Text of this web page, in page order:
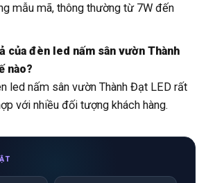
mẫu mã, thông thường từ 7W đến
của đèn led nấm sân vườn Thành
nào?
led nấm sân vườn Thành Đạt LED rất
với nhiều đối tượng khách hàng.